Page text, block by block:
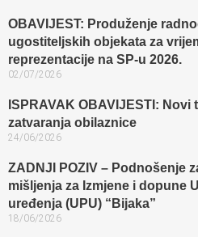
OBAVIJEST: Produženje
ugostiteljskih objekata za
reprezentacije na SP-u 2026.
02/07/2026
ISPRAVAK OBAVIJESTI:
zatvaranja obilaznice​
24/06/2026
ZADNJI POZIV – Podnošenje
mišljenja za Izmjene i dopune
uređenja (UPU) “Bijaka”
18/06/2026